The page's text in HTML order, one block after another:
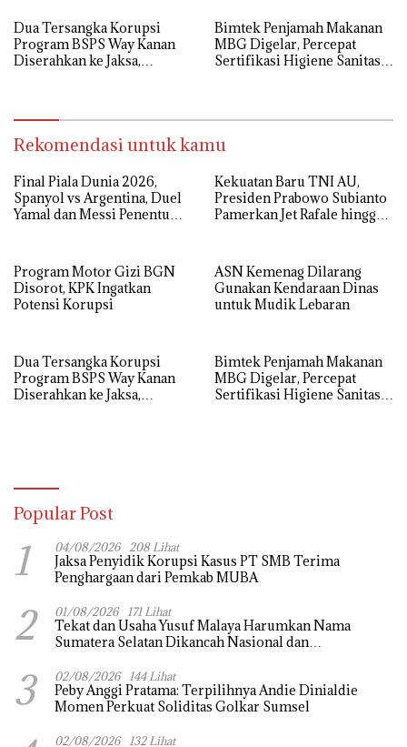
Dua Tersangka Korupsi
Program BSPS Way Kanan
Diserahkan ke Jaksa,
Bimtek Penjamah Makanan
MBG Digelar, Percepat
Sertifikasi Higiene Sanitasi
Rekomendasi untuk kamu
Final Piala Dunia 2026,
Spanyol vs Argentina, Duel
Yamal dan Messi Penentu
Kekuatan Baru TNI AU,
Presiden Prabowo Subianto
Pamerkan Jet Rafale hingga
Program Motor Gizi BGN
Disorot, KPK Ingatkan
Potensi Korupsi
ASN Kemenag Dilarang
Gunakan Kendaraan Dinas
untuk Mudik Lebaran
Dua Tersangka Korupsi
Program BSPS Way Kanan
Diserahkan ke Jaksa,
Bimtek Penjamah Makanan
MBG Digelar, Percepat
Sertifikasi Higiene Sanitasi
Popular Post
1 04/08/2026 208 Lihat
Jaksa Penyidik Korupsi Kasus PT SMB Terima
Penghargaan dari Pemkab MUBA
2 01/08/2026 171 Lihat
Tekat dan Usaha Yusuf Malaya Harumkan Nama
Sumatera Selatan Dikancah Nasional dan
3 02/08/2026 144 Lihat
Peby Anggi Pratama: Terpilihnya Andie Dinialdie
Momen Perkuat Soliditas Golkar Sumsel
02/08/2026 132 Lihat